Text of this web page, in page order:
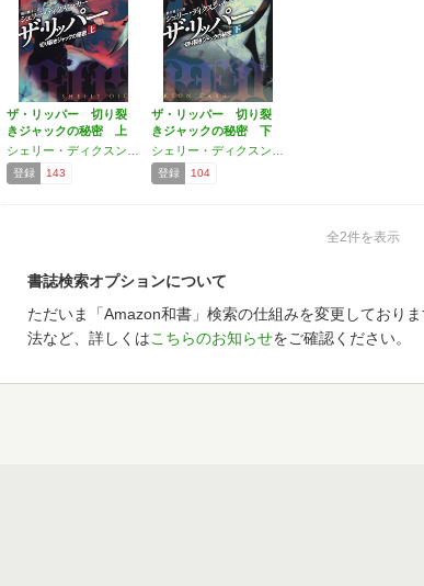
ザ・リッパー 切り裂
きジャックの秘密 上
(…
登録 143
ザ・リッパー 切り裂
きジャックの秘密 下
(…
登録 104
全2件を表示
書誌検索オプションについて
ただいま「Amazon和書」検索の仕組みを変更しており
法など、詳しくはこちらのお知らせをご確認ください。